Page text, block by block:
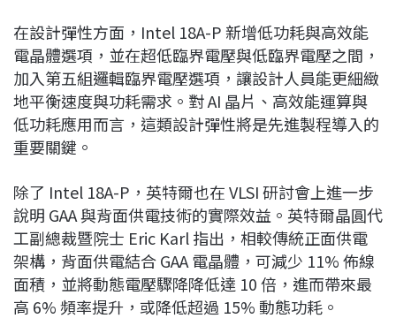
在設計彈性方面，Intel 18A-P 新增低功耗與高效能
電晶體選項，並在超低臨界電壓與低臨界電壓之間，
加入第五組邏輯臨界電壓選項，讓設計人員能更細緻
地平衡速度與功耗需求。對 AI 晶片、高效能運算與
低功耗應用而言，這類設計彈性將是先進製程導入的
重要關鍵。
除了 Intel 18A-P，英特爾也在 VLSI 研討會上進一步
說明 GAA 與背面供電技術的實際效益。英特爾晶圓代
工副總裁暨院士 Eric Karl 指出，相較傳統正面供電
架構，背面供電結合 GAA 電晶體，可減少 11% 佈線
面積，並將動態電壓驟降降低達 10 倍，進而帶來最
高 6% 頻率提升，或降低超過 15% 動態功耗。